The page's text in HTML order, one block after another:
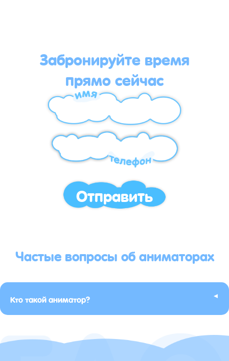
Забронируйте время
прямо сейчас
Отправить
Частые вопросы об аниматорах
Кто такой аниматор? ▸